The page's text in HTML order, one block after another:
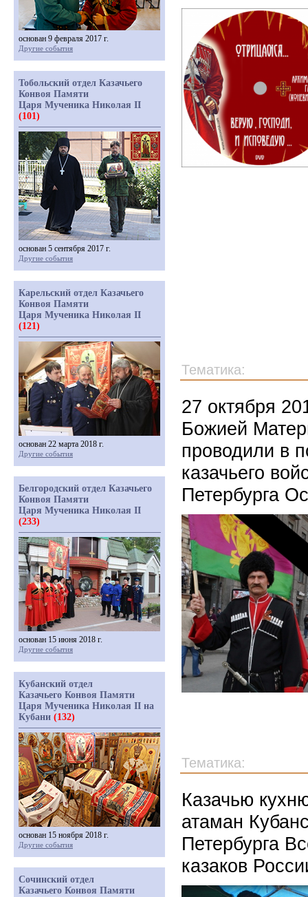
Тематика:
27 октября
Божией
проводили в
казачьего
Петербурга
Тематика:
Казачью
атаман
Петербурга
казаков
основан 9 февраля 2017 г.
Другие события
Тобольский отдел Казачьего
Конвоя Памяти
Царя Мученика Николая II
(101)
основан 5 сентября 2017 г.
Другие события
Карельский отдел Казачьего
Конвоя Памяти
Царя Мученика Николая II
(121)
основан 22 марта 2018 г.
Другие события
Белгородский отдел Казачьего
Конвоя Памяти
Царя Мученика Николая II
(233)
основан 15 июня 2018 г.
Другие события
Кубанский отдел
Казачьего Конвоя Памяти
Царя Мученика Николая II на
Кубани (132)
основан 15 ноября 2018 г.
Другие события
Сочинский отдел
Казачьего Конвоя Памяти